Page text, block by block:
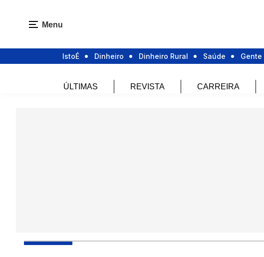
Menu
IstoÉ Dinheiro Dinheiro Rural Saúde Gente
ÚLTIMAS REVISTA CARREIRA